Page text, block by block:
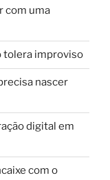
com uma
tolera improviso
nascer
digital em
com o